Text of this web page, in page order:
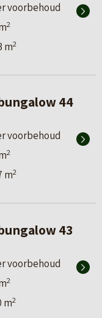
voorbehoud
2
m2
44
voorbehoud
2
m2
43
voorbehoud
2
m2